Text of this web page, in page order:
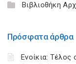
Βιβλιοθήκη
Πρόσφατα άρθρα
Ενοίκια: Τέλος